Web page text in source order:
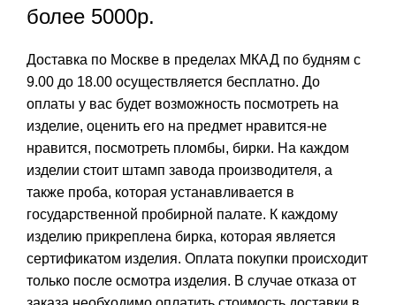
более 5000р.
Доставка по Москве в пределах МКАД по будням с
9.00 до 18.00 осуществляется бесплатно. До
оплаты у вас будет возможность посмотреть на
изделие, оценить его на предмет нравится-не
нравится, посмотреть пломбы, бирки. На каждом
изделии стоит штамп завода производителя, а
также проба, которая устанавливается в
государственной пробирной палате. К каждому
изделию прикреплена бирка, которая является
сертификатом изделия. Оплата покупки происходит
только после осмотра изделия. В случае отказа от